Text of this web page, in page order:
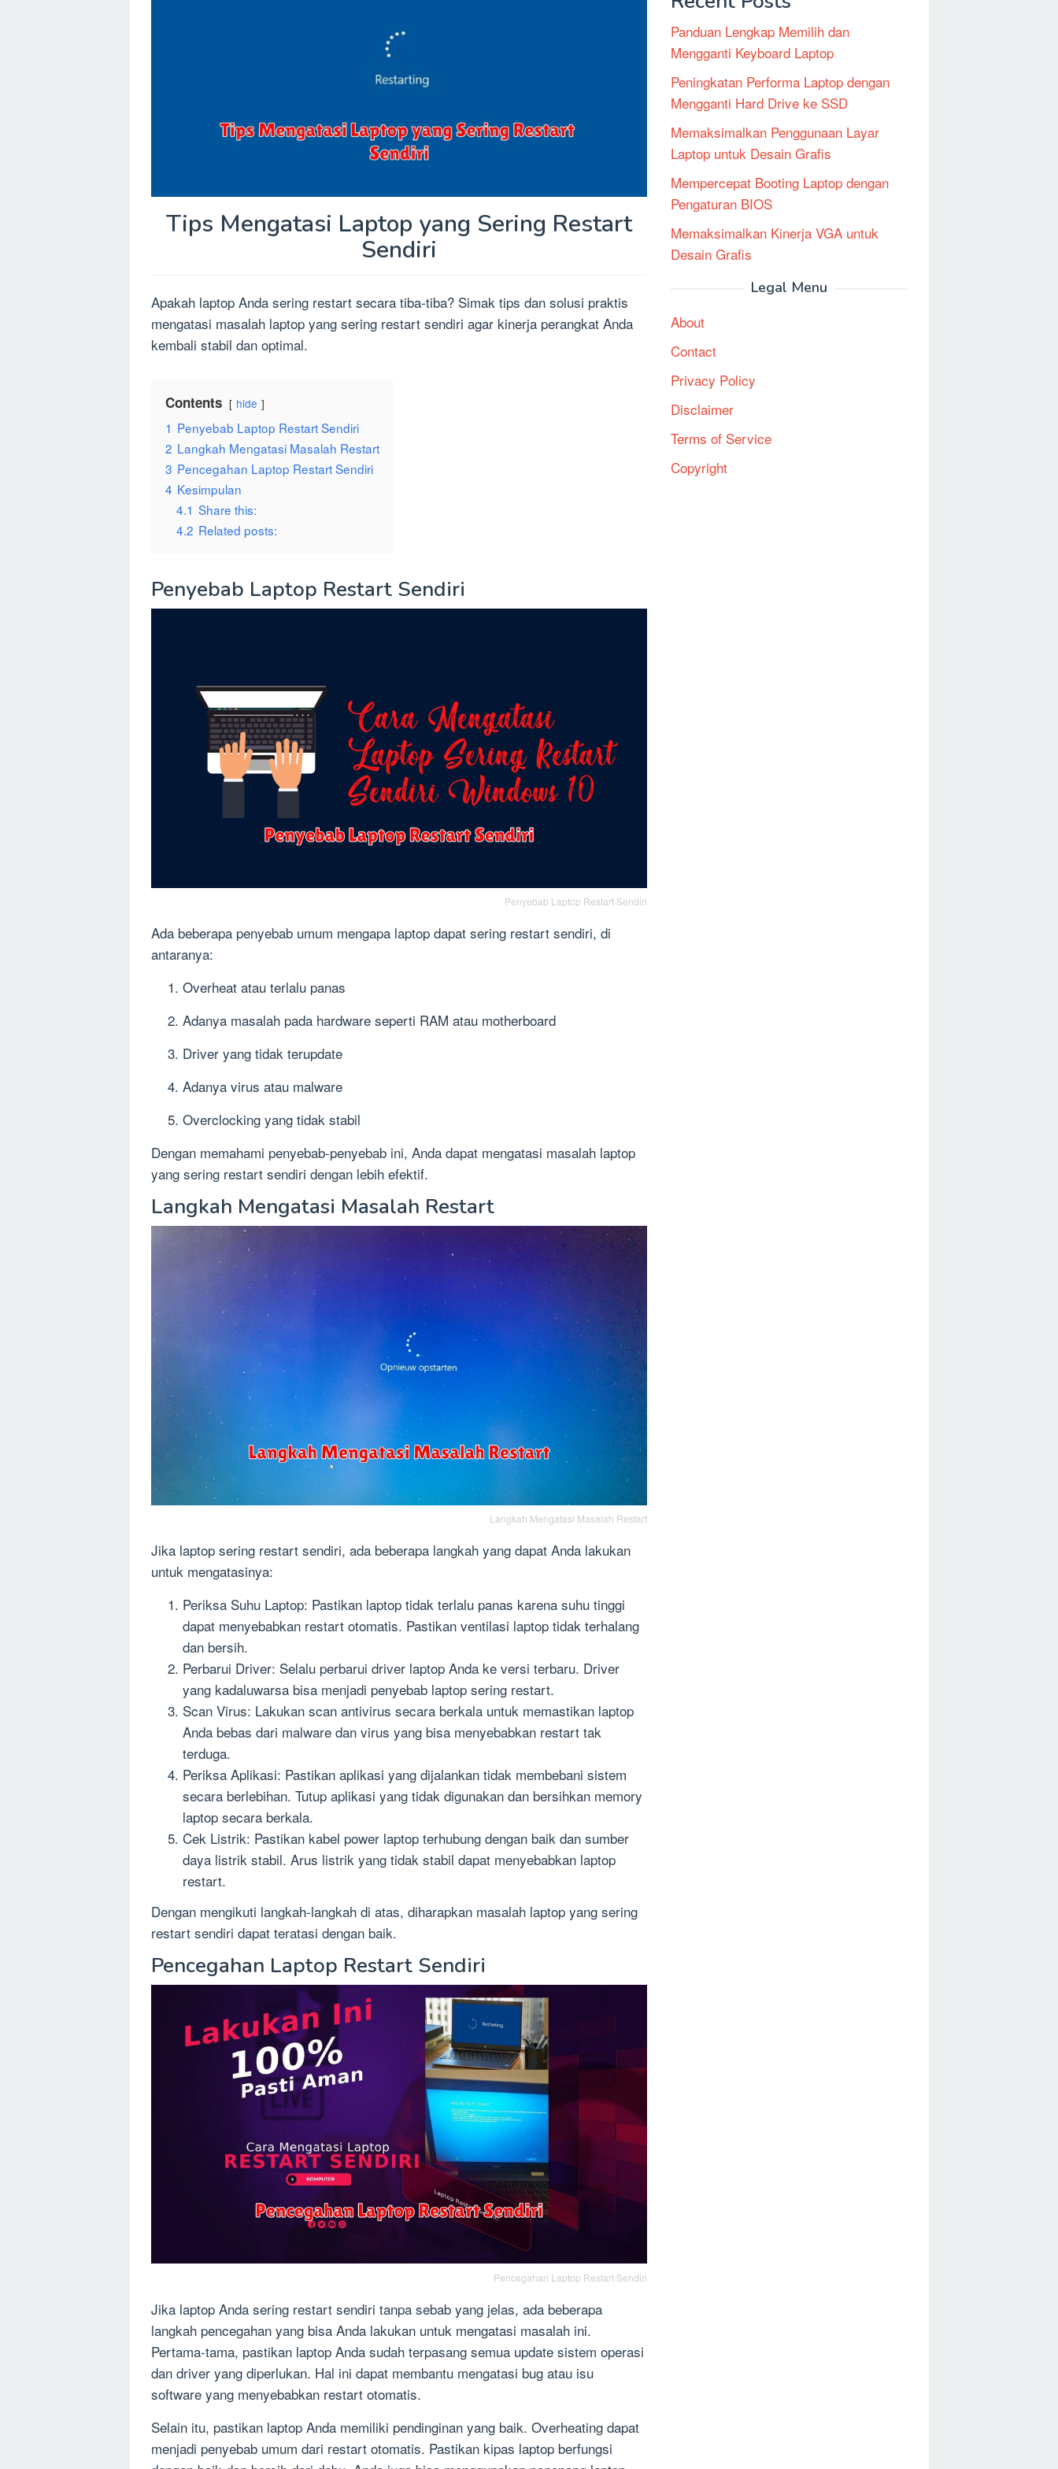
Tips Mengatasi Laptop yang Sering Restart
Sendiri
Apakah laptop Anda sering restart secara tiba-tiba? Simak tips dan solusi praktis
mengatasi masalah laptop yang sering restart sendiri agar kinerja perangkat Anda
kembali stabil dan optimal.
Contents hide
1 Penyebab Laptop Restart Sendiri
2 Langkah Mengatasi Masalah Restart
3 Pencegahan Laptop Restart Sendiri
4 Kesimpulan
4.1 Share this:
4.2 Related posts:
Penyebab Laptop Restart Sendiri
Penyebab Laptop Restart Sendiri
Ada beberapa penyebab umum mengapa laptop dapat sering restart sendiri, di
antaranya:
Overheat atau terlalu panas
Adanya masalah pada hardware seperti RAM atau motherboard
Driver yang tidak terupdate
Adanya virus atau malware
Overclocking yang tidak stabil
Dengan memahami penyebab-penyebab ini, Anda dapat mengatasi masalah laptop
yang sering restart sendiri dengan lebih efektif.
Langkah Mengatasi Masalah Restart
Langkah Mengatasi Masalah Restart
Jika laptop sering restart sendiri, ada beberapa langkah yang dapat Anda lakukan
untuk mengatasinya:
Periksa Suhu Laptop: Pastikan laptop tidak terlalu panas karena suhu tinggi
dapat menyebabkan restart otomatis. Pastikan ventilasi laptop tidak terhalang
dan bersih.
Perbarui Driver: Selalu perbarui driver laptop Anda ke versi terbaru. Driver
yang kadaluwarsa bisa menjadi penyebab laptop sering restart.
Scan Virus: Lakukan scan antivirus secara berkala untuk memastikan laptop
Anda bebas dari malware dan virus yang bisa menyebabkan restart tak
terduga.
Periksa Aplikasi: Pastikan aplikasi yang dijalankan tidak membebani sistem
secara berlebihan. Tutup aplikasi yang tidak digunakan dan bersihkan memory
laptop secara berkala.
Cek Listrik: Pastikan kabel power laptop terhubung dengan baik dan sumber
daya listrik stabil. Arus listrik yang tidak stabil dapat menyebabkan laptop
restart.
Dengan mengikuti langkah-langkah di atas, diharapkan masalah laptop yang sering
restart sendiri dapat teratasi dengan baik.
Pencegahan Laptop Restart Sendiri
Pencegahan Laptop Restart Sendiri
Jika laptop Anda sering restart sendiri tanpa sebab yang jelas, ada beberapa
langkah pencegahan yang bisa Anda lakukan untuk mengatasi masalah ini.
Pertama-tama, pastikan laptop Anda sudah terpasang semua update sistem operasi
dan driver yang diperlukan. Hal ini dapat membantu mengatasi bug atau isu
software yang menyebabkan restart otomatis.
Selain itu, pastikan laptop Anda memiliki pendinginan yang baik. Overheating dapat
menjadi penyebab umum dari restart otomatis. Pastikan kipas laptop berfungsi
Panduan Lengkap Memilih dan
Mengganti Keyboard Laptop
Peningkatan Performa Laptop dengan
Mengganti Hard Drive ke SSD
Memaksimalkan Penggunaan Layar
Laptop untuk Desain Grafis
Mempercepat Booting Laptop dengan
Pengaturan BIOS
Memaksimalkan Kinerja VGA untuk
Desain Grafis
Legal Menu
About
Contact
Privacy Policy
Disclaimer
Terms of Service
Copyright